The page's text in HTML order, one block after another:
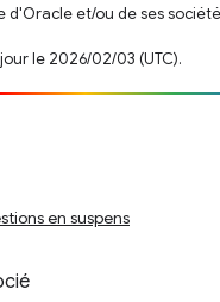
d'Oracle et/ou de ses
le 2026/02/03 (UTC).
en suspens